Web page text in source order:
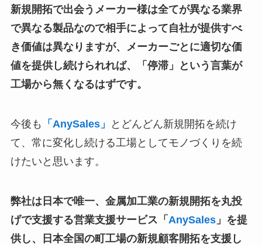
新規開拓で出会うメーカー様は全てが異なる業界
で異なる製品なので相手によって自社が提供すべ
き価値は異なりますが、メーカーごとに適切な価
値を提供し続けられれば、「停滞」という言葉が
工場から無くなるはずです。
今後も 「AnySales」
とどんどん新規開拓を続け
て、常に変化し続ける工場としてモノづくりを続
けたいと思います。
弊社は日本で唯一、金属加工業の新規開拓を丸投
げで支援する営業支援サービス「 AnySales」を提
供し、日本全国の町工場の新規顧客開拓を支援し